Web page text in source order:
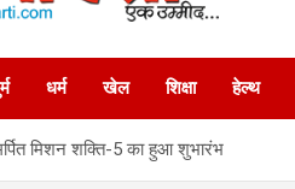
धर्म खेल शिक्षा हेल्थ
मिशन शक्ति-5 का हुआ शुभारंभ